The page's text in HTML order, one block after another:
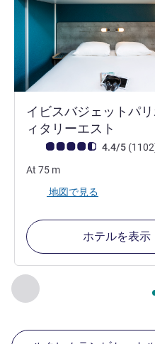
前に戻る - 周辺の他の施
2ページ中 , 周辺
イビスバジェットパ
ィタリーエスト
お客さまの声 (確認済みレビ
4.4/5 (1102
At 75 m
地図で見る
ホテルを表示